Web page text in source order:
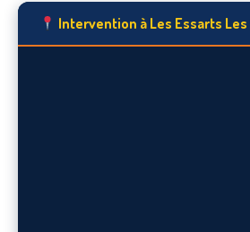
Intervention à Les Essarts Les